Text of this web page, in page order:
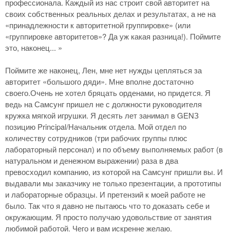
профессионала. Каждый из нас строит свой авторитет на
своих собственных реальных делах и результатах, а не на
«принадлежности к авторитетной группировке» (или
«группировке авторитетов»? Да уж какая разница!). Поймите
это, наконец... »
Поймите же наконец, Лен, мне нет нужды цепляться за
авторитет «большого дяди». Мне вполне достаточно
своего.Очень не хотел бряцать орденами, но придется. Я
ведь на Самсунг пришел не с должности руководителя
кружка мягкой игрушки. Я десять лет занимал в GENЗ
позицию Principal/Начальник отдела. Мой отдел по
количеству сотрудников (три рабочих группы плюс
лабораторный персонал) и по объему выполняемых работ (в
натуральном и денежном выражении) раза в два
превосходил компанию, из которой на Самсунг пришли вы. И
выдавали мы заказчику не только презентации, а прототипы
и лабораторные образцы. И претензий к моей работе не
было. Так что я давно не пытаюсь что то доказать себе и
окружающим. Я просто получаю удовольствие от занятия
любимой работой. Чего и вам искренне желаю.